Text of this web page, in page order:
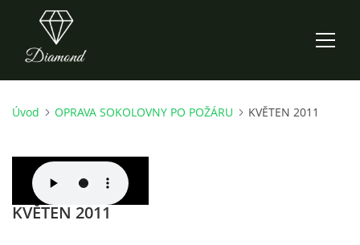
ÚVOD
AKTUALITY
O NÁS
Úvod OPRAVA SOKOLOVNY PO POŽÁRU KVĚTEN 2011
KVĚTEN 2011